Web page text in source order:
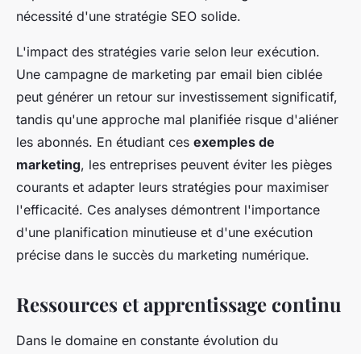
nécessité d'une stratégie SEO solide.
L'impact des stratégies varie selon leur exécution.
Une campagne de marketing par email bien ciblée
peut générer un retour sur investissement significatif,
tandis qu'une approche mal planifiée risque d'aliéner
les abonnés. En étudiant ces exemples de
marketing, les entreprises peuvent éviter les pièges
courants et adapter leurs stratégies pour maximiser
l'efficacité. Ces analyses démontrent l'importance
d'une planification minutieuse et d'une exécution
précise dans le succès du marketing numérique.
Ressources et apprentissage continu
Dans le domaine en constante évolution du